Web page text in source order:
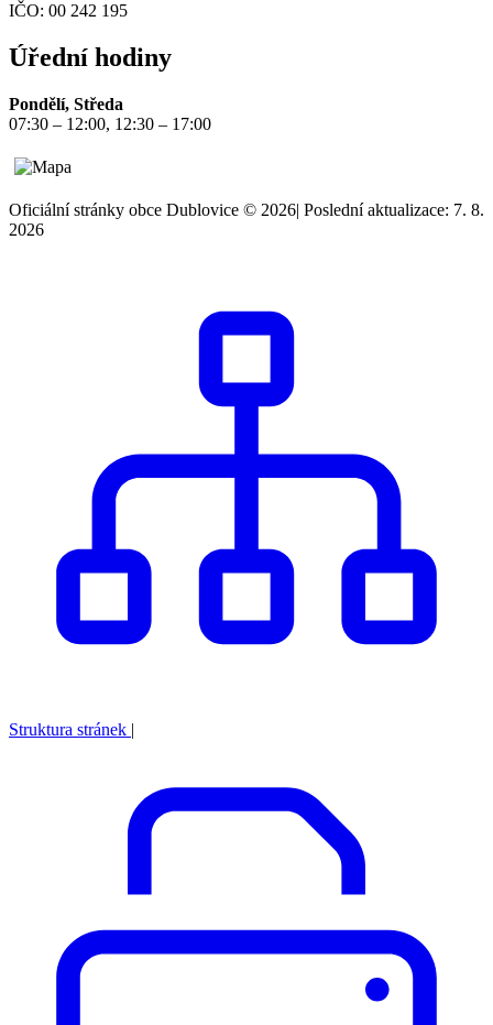
IČO: 00 242 195
Úřední hodiny
Pondělí, Středa
07:30 – 12:00, 12:30 – 17:00
Oficiální stránky obce Dublovice © 2026| Poslední aktualizace: 7. 8.
2026
Struktura stránek |